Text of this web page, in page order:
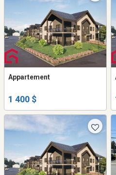
Appartement
1 400 $